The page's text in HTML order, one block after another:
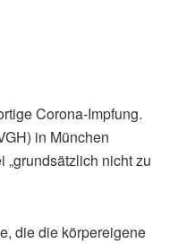
Corona-Impfung.
in München
nicht zu
die die körpereigene